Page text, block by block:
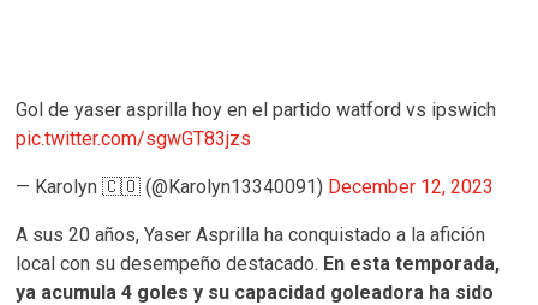
Gol de yaser asprilla hoy en el partido watford vs ipswich
pic.twitter.com/sgwGT83jzs
— Karolyn 🇨🇴 (@Karolyn13340091) December 12, 2023
A sus 20 años, Yaser Asprilla ha conquistado a la afición
local con su desempeño destacado. En esta temporada,
ya acumula 4 goles y su capacidad goleadora ha sido